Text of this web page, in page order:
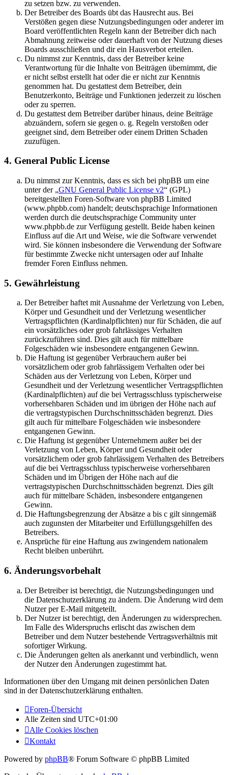
zu setzen bzw. zu verwenden.
Der Betreiber des Boards übt das Hausrecht aus. Bei
Verstößen gegen diese Nutzungsbedingungen oder anderer im
Board veröffentlichten Regeln kann der Betreiber dich nach
Abmahnung zeitweise oder dauerhaft von der Nutzung dieses
Boards ausschließen und dir ein Hausverbot erteilen.
Du nimmst zur Kenntnis, dass der Betreiber keine
Verantwortung für die Inhalte von Beiträgen übernimmt, die
er nicht selbst erstellt hat oder die er nicht zur Kenntnis
genommen hat. Du gestattest dem Betreiber, dein
Benutzerkonto, Beiträge und Funktionen jederzeit zu löschen
oder zu sperren.
Du gestattest dem Betreiber darüber hinaus, deine Beiträge
abzuändern, sofern sie gegen o. g. Regeln verstoßen oder
geeignet sind, dem Betreiber oder einem Dritten Schaden
zuzufügen.
4. General Public License
Du nimmst zur Kenntnis, dass es sich bei phpBB um eine
unter der „GNU General Public License v2“ (GPL)
bereitgestellten Foren-Software von phpBB Limited
(www.phpbb.com) handelt; deutschsprachige Informationen
werden durch die deutschsprachige Community unter
www.phpbb.de zur Verfügung gestellt. Beide haben keinen
Einfluss auf die Art und Weise, wie die Software verwendet
wird. Sie können insbesondere die Verwendung der Software
für bestimmte Zwecke nicht untersagen oder auf Inhalte
fremder Foren Einfluss nehmen.
5. Gewährleistung
Der Betreiber haftet mit Ausnahme der Verletzung von Leben,
Körper und Gesundheit und der Verletzung wesentlicher
Vertragspflichten (Kardinalpflichten) nur für Schäden, die auf
ein vorsätzliches oder grob fahrlässiges Verhalten
zurückzuführen sind. Dies gilt auch für mittelbare
Folgeschäden wie insbesondere entgangenen Gewinn.
Die Haftung ist gegenüber Verbrauchern außer bei
vorsätzlichem oder grob fahrlässigem Verhalten oder bei
Schäden aus der Verletzung von Leben, Körper und
Gesundheit und der Verletzung wesentlicher Vertragspflichten
(Kardinalpflichten) auf die bei Vertragsschluss typischerweise
vorhersehbaren Schäden und im übrigen der Höhe nach auf
die vertragstypischen Durchschnittsschäden begrenzt. Dies
gilt auch für mittelbare Folgeschäden wie insbesondere
entgangenen Gewinn.
Die Haftung ist gegenüber Unternehmern außer bei der
Verletzung von Leben, Körper und Gesundheit oder
vorsätzlichem oder grob fahrlässigem Verhalten des Betreibers
auf die bei Vertragsschluss typischerweise vorhersehbaren
Schäden und im Übrigen der Höhe nach auf die
vertragstypischen Durchschnittsschäden begrenzt. Dies gilt
auch für mittelbare Schäden, insbesondere entgangenen
Gewinn.
Die Haftungsbegrenzung der Absätze a bis c gilt sinngemäß
auch zugunsten der Mitarbeiter und Erfüllungsgehilfen des
Betreibers.
Ansprüche für eine Haftung aus zwingendem nationalem
Recht bleiben unberührt.
6. Änderungsvorbehalt
Der Betreiber ist berechtigt, die Nutzungsbedingungen und
die Datenschutzerklärung zu ändern. Die Änderung wird dem
Nutzer per E-Mail mitgeteilt.
Der Nutzer ist berechtigt, den Änderungen zu widersprechen.
Im Falle des Widerspruchs erlischt das zwischen dem
Betreiber und dem Nutzer bestehende Vertragsverhältnis mit
sofortiger Wirkung.
Die Änderungen gelten als anerkannt und verbindlich, wenn
der Nutzer den Änderungen zugestimmt hat.
Informationen über den Umgang mit deinen persönlichen Daten
sind in der Datenschutzerklärung enthalten.
Foren-Übersicht
Alle Zeiten sind UTC+01:00
Alle Cookies löschen
Kontakt
Powered by phpBB® Forum Software © phpBB Limited